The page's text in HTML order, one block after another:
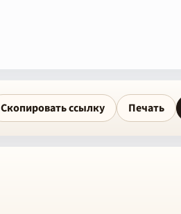
Скопировать ссылку Печать